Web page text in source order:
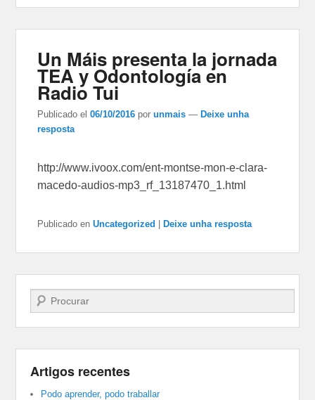
Un Máis presenta la jornada
TEA y Odontología en
Radio Tui
Publicado el06/10/2016 porunmais —Deixe unha
resposta
http://www.ivoox.com/ent-montse-mon-e-clara-
macedo-audios-mp3_rf_13187470_1.html
Publicado en Uncategorized |Deixe unha resposta
Buscar
Artigos recentes
Podo aprender, podo traballar